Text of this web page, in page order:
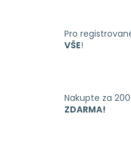
Pro
VŠE!
Nakupte za
ZDARMA!